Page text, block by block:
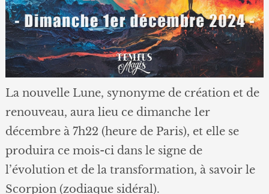
La nouvelle Lune, synonyme de création et de
renouveau, aura lieu ce dimanche 1er
décembre à 7h22 (heure de Paris), et elle se
produira ce mois-ci dans le signe de
l’évolution et de la transformation, à savoir le
Scorpion (zodiaque sidéral).